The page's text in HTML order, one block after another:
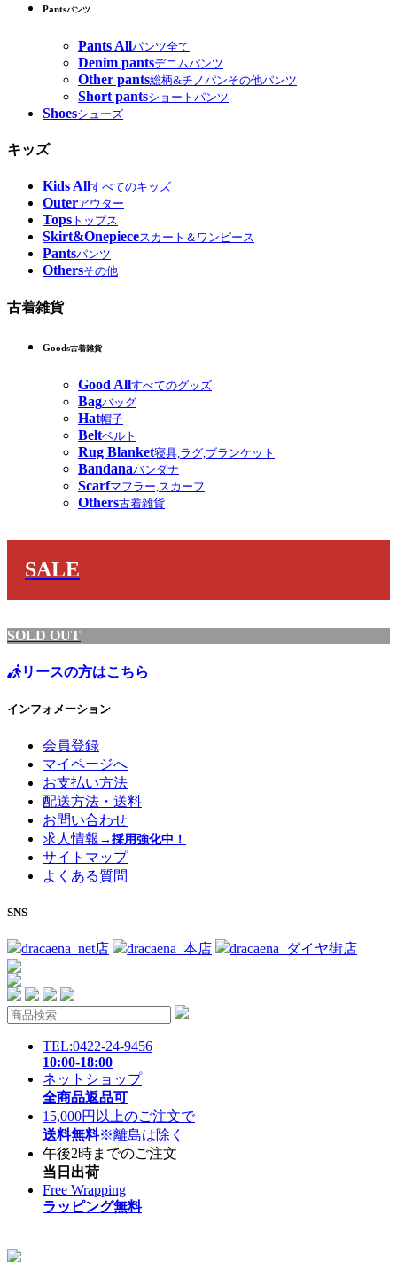
Pantsパンツ
Pants Allパンツ全て
Denim pantsデニムパンツ
Other pants総柄&チノパンその他パンツ
Short pantsショートパンツ
Shoesシューズ
キッズ
Kids Allすべてのキッズ
Outerアウター
Tops トップス
Skirt&Onepieceスカート＆ワンピース
Pantsパンツ
Othersその他
古着雑貨
Goods古着雑貨
Good Allすべてのグッズ
Bagバッグ
Hat帽子
Beltベルト
Rug Blanket寝具,ラグ,ブランケット
Bandanaバンダナ
Scarfマフラー,スカーフ
Others古着雑貨
SALE
SOLD OUT
リースの方はこちら
インフォメーション
会員登録
マイページへ
お支払い方法
配送方法・送料
お問い合わせ
求人情報 →採用強化中！
サイトマップ
よくある質問
SNS
dracaena_net店 dracaena_本店 dracaena_ダイヤ街店
TEL:0422-24-9456
10:00-18:00
ネットショップ
全商品返品可
15,000円以上のご注文で
送料無料※離島は除く
午後2時までのご注文
当日出荷
Free Wrapping
ラッピング無料